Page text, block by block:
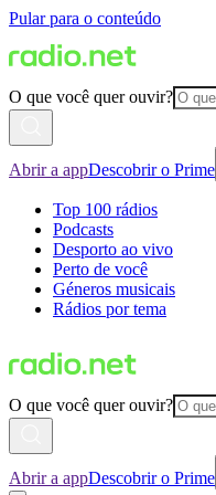
Pular para o conteúdo
O que você quer ouvir?
Abrir a appDescobrir o Prime
Top 100 rádios
Podcasts
Desporto ao vivo
Perto de você
Géneros musicais
Rádios por tema
O que você quer ouvir?
Abrir a appDescobrir o Prime